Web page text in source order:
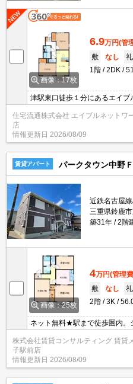
画像：17枚
6.9万円(管
敷
なし 礼
1階
2DK
津駅東口徒歩１分にあるエイブ
がお客様にあったお部屋探し
て！と言う方も、何度もしてる
住宅流通株式会社 エイブルネットワ
店
情報更新日 2026/08/09
賃貸アパート パークタウン中野Ｆ
近鉄名古屋
三重県鈴鹿
築31年
2階
画像：25枚
4万円(管理
敷
なし 礼
2階
3K
ネット無料★駅まで徒歩圏内。
内物干し・ウォシュレット・
す！
株式会社賃貸コンサルティング 賃貸
子駅前店
情報更新日 2026/08/09